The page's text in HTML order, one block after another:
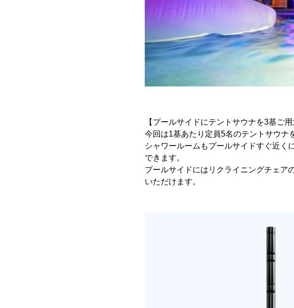
【プールサイドにテントサウナを3基ご用
今回は1基あたり定員5名のテントサウナ
シャワールームもプールサイドすぐ近く
できます。
プールサイドにはリクライニングチェア
いただけます。